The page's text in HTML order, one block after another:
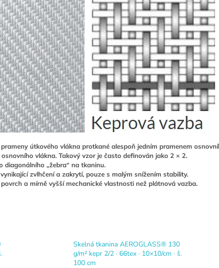
útkového vlákna protkané alespoň jedním pramenem
vlákna. Takový vzor je často definován jako 2 × 2.
diagonálního „žebra“ na tkaninu.
zvlhčení a zakrytí, pouze s malým snížením stability.
a mírně vyšší mechanické vlastnosti než plátnová vazba.
Skelná tkanina AEROGLASS® 130
g/m² kepr 2/2 · 66tex · 10×10/cm · š.
100 cm